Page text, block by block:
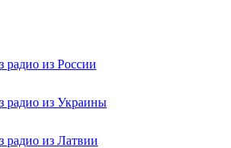
радио из России
радио из Украины
радио из Латвии